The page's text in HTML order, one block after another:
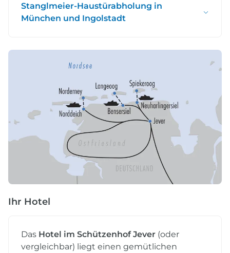
Stanglmeier-Haustürabholung in
München und Ingolstadt
Ihr Hotel
Das Hotel im Schützenhof Jever (oder
vergleichbar) liegt einen gemütlichen